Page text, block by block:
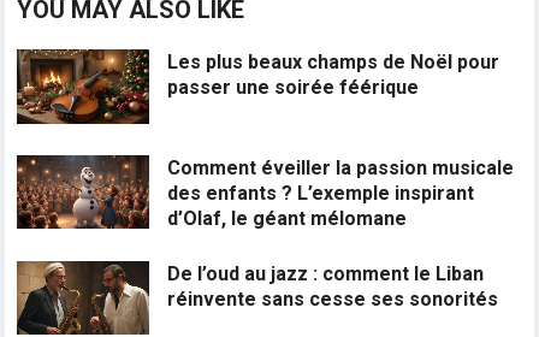
YOU MAY ALSO LIKE
Les plus beaux champs de Noël pour
passer une soirée féérique
Comment éveiller la passion musicale
des enfants ? L’exemple inspirant
d’Olaf, le géant mélomane
De l’oud au jazz : comment le Liban
réinvente sans cesse ses sonorités